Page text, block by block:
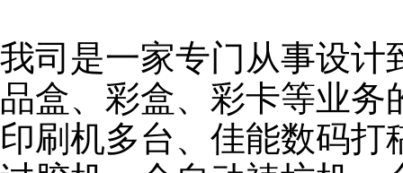
我司是一家专门从事设计
品盒、彩盒、彩卡等业
印刷机多台、佳能数码